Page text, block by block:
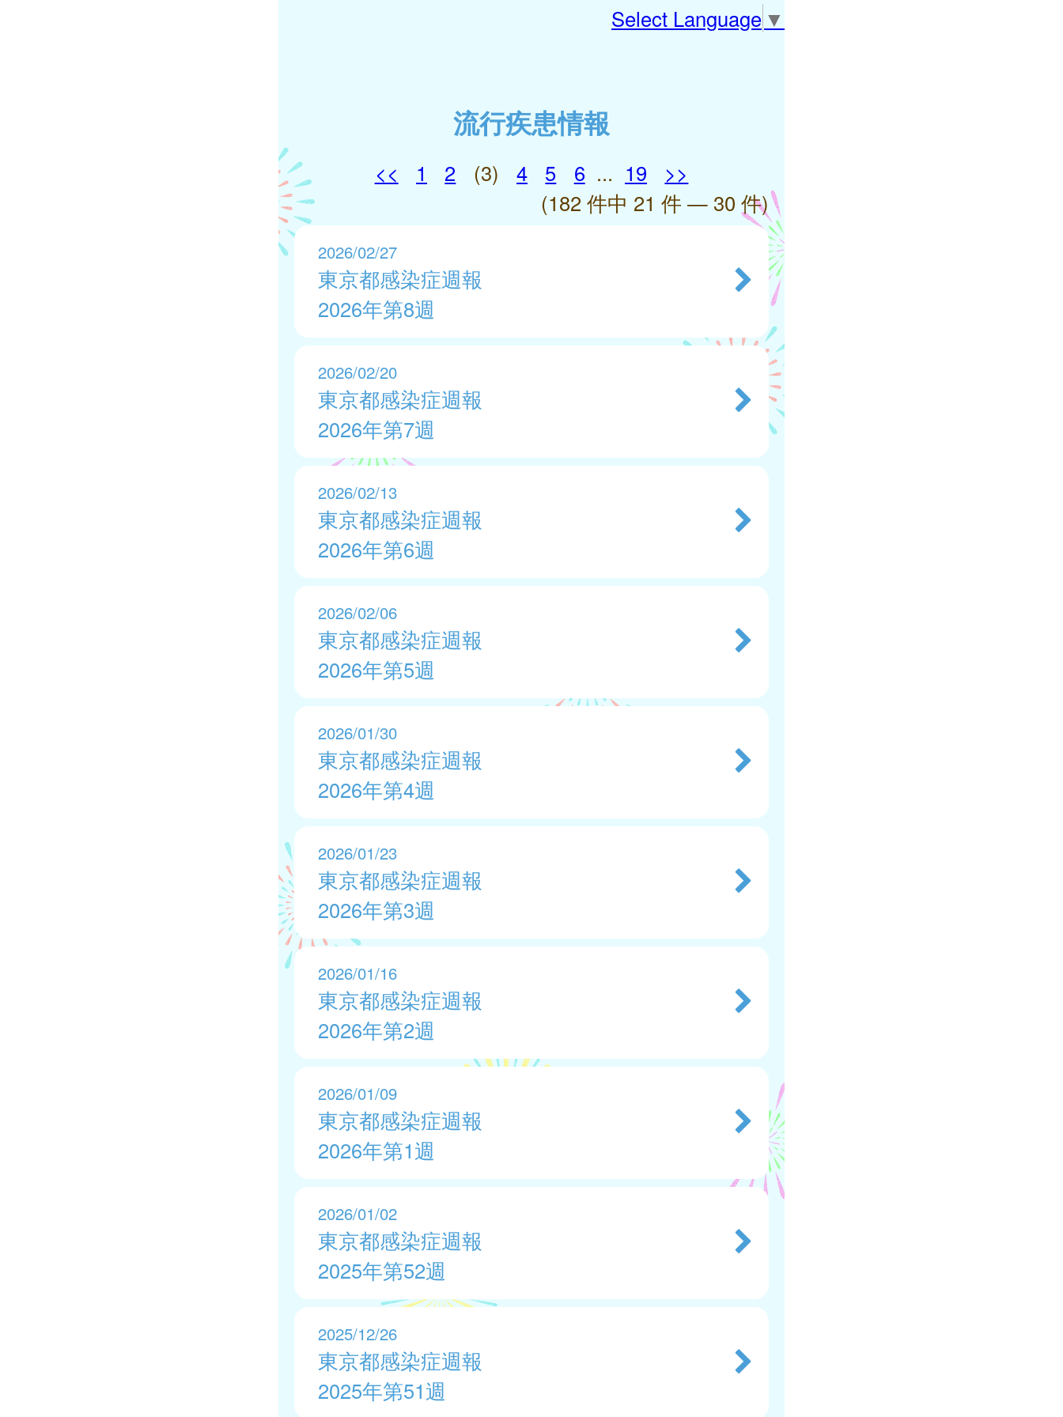
Select Language ▼
流行疾患情報
<< 1 2 (3) 4 5 6 ... 19
>>
(182 件中 21 件 — 30 件)
2026/02/27
東京都感染症週報
2026年第8週
2026/02/20
東京都感染症週報
2026年第7週
2026/02/13
東京都感染症週報
2026年第6週
2026/02/06
東京都感染症週報
2026年第5週
2026/01/30
東京都感染症週報
2026年第4週
2026/01/23
東京都感染症週報
2026年第3週
2026/01/16
東京都感染症週報
2026年第2週
2026/01/09
東京都感染症週報
2026年第1週
2026/01/02
東京都感染症週報
2025年第52週
2025/12/26
東京都感染症週報
2025年第51週